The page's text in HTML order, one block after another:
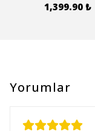
1,399.90 ₺
Yorumlar